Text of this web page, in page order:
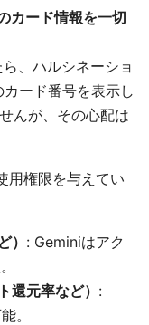
カード情報を一切
、ハルシネーショ
ード番号を表示し
んが、その心配は
用権限を与えてい
） : Geminiはアク
還元率など） :
。